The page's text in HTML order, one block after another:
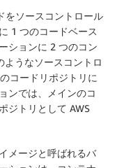
をソースコントロール
1 つのコードベース
ションに 2 つのコン
うなソースコントロ
コードリポジトリに
ンでは、メインのコ
ジトリとして AWS
メージと呼ばれるバ